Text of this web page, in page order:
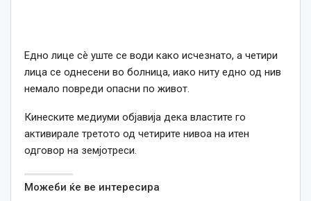
Едно лице сè уште се води како исчезнато, а четири
лица се однесени во болница, иако ниту едно од нив
немало повреди опасни по живот.
Кинеските медиуми објавија дека властите го
активирале третото од четирите нивоа на итен
одговор на земјотреси.
Можеби ќе ве интересира